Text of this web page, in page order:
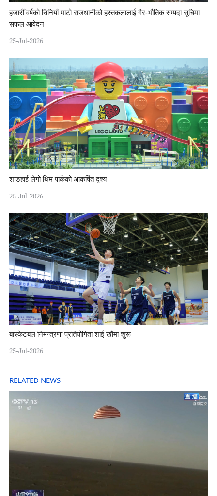
हजारौँ वर्षको चिनियाँ माटो राजधानीको हस्तकलालाई गैर-भौतिक सम्पदा सूचिमा
सफल आवेदन
25-Jul-2026
शाङहाई लेगो थिम पार्कको आकर्षित दृश्य
25-Jul-2026
बास्केटबल निमन्त्रणा प्रतियोगिता शाई खौमा शुरू
25-Jul-2026
RELATED NEWS